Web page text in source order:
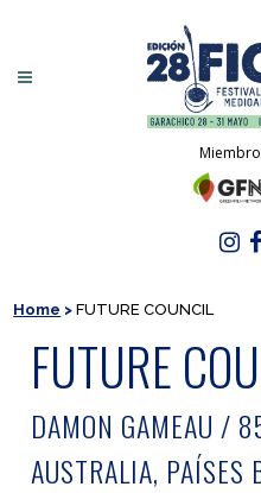
Home >FUTURE COUNCIL
FUTURE
DAMON GAMEAU /
AUSTRALIA, PAÍSES